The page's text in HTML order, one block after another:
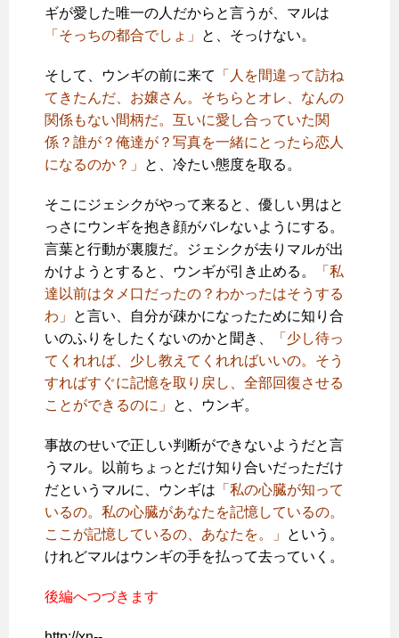
ギが愛した唯一の人だからと言うが、マルは
「そっちの都合でしょ」
と、そっけない。
そして、ウンギの前に来て
「人を間違って訪ね
てきたんだ、お嬢さん。そちらとオレ、なんの
関係もない間柄だ。互いに愛し合っていた関
係？誰が？俺達が？写真を一緒にとったら恋人
になるのか？」
と、冷たい態度を取る。
そこにジェシクがやって来ると、優しい男はと
っさにウンギを抱き顔がバレないようにする。
言葉と行動が裏腹だ。ジェシクが去りマルが出
かけようとすると、ウンギが引き止める。
「私
達以前はタメ口だったの？わかったはそうする
わ」
と言い、自分が疎かになったために知り合
いのふりをしたくないのかと聞き、
「少し待っ
てくれれば、少し教えてくれればいいの。そう
すればすぐに記憶を取り戻し、全部回復させる
ことができるのに」
と、ウンギ。
事故のせいで正しい判断ができないようだと言
うマル。以前ちょっとだけ知り合いだっただけ
だというマルに、ウンギは 「私の心臓が知って
いるの。私の心臓があなたを記憶しているの。
ここが記憶しているの、あなたを。」
という。
けれどマルはウンギの手を払って去っていく。
後編へつづきます